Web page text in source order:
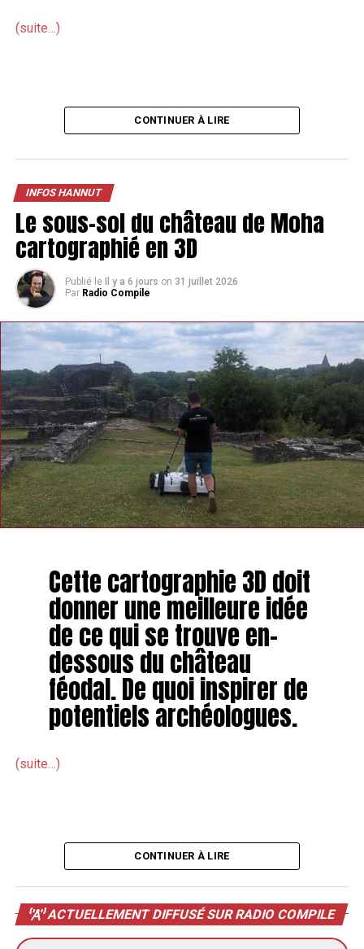
(suite…)
CONTINUER À LIRE
INFOS HANNUT
Le sous-sol du château de Moha
cartographié en 3D
Publié le Il y a 6 jours on 31 juillet 2026
Par Radio Compile
Cette cartographie 3D doit
donner une meilleure idée
de ce qui se trouve en-
dessous du château
féodal. De quoi inspirer de
potentiels archéologues.
(suite…)
CONTINUER À LIRE
ACTUELLEMENT DIFFUSÉ SUR RADIO COMPILE